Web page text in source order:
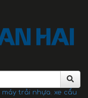
máy trải nhựa xe cẩu